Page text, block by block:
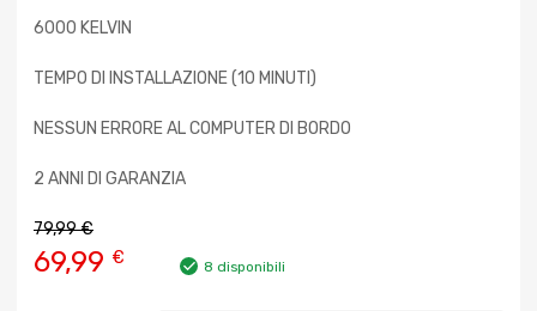
6000 KELVIN
TEMPO DI INSTALLAZIONE (10 MINUTI)
NESSUN ERRORE AL COMPUTER DI BORDO
2 ANNI DI GARANZIA
79,99€
69,99 € 8 disponibili